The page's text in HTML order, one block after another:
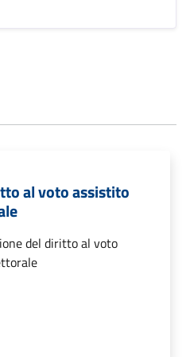
al voto assistito
del diritto al voto